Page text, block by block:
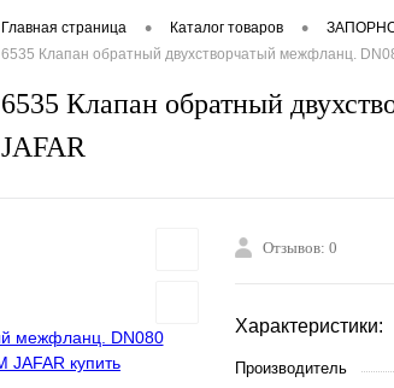
Главная страница • Каталог товаров •
6535 Клапан обратный двухстворчатый межфланц.
6535 Клапан обратный
JAFAR
Отзывов: 0
Характеристики:
Производитель